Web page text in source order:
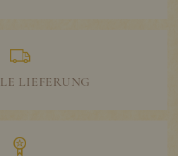
LIEFERUNG